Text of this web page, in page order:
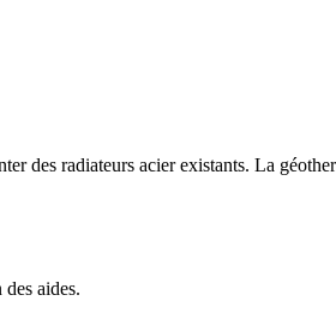
des radiateurs acier existants. La
aides.